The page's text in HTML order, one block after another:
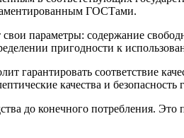
ГОСТами.
свои параметры: содержание
пригодности к
гарантировать соответствие
качества и безопасность
до конечного потребления. Это